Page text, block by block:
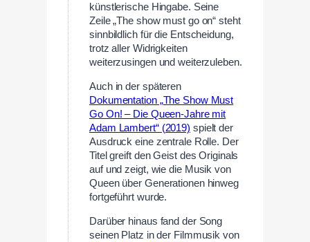
künstlerische Hingabe. Seine
Zeile „The show must go on“ steht
sinnbildlich für die Entscheidung,
trotz aller Widrigkeiten
weiterzusingen und weiterzuleben.
Auch in der späteren
Dokumentation „The Show Must
Go On! – Die Queen-Jahre mit
Adam Lambert“ (2019) spielt der
Ausdruck eine zentrale Rolle. Der
Titel greift den Geist des Originals
auf und zeigt, wie die Musik von
Queen über Generationen hinweg
fortgeführt wurde.
Darüber hinaus fand der Song
seinen Platz in der Filmmusik von